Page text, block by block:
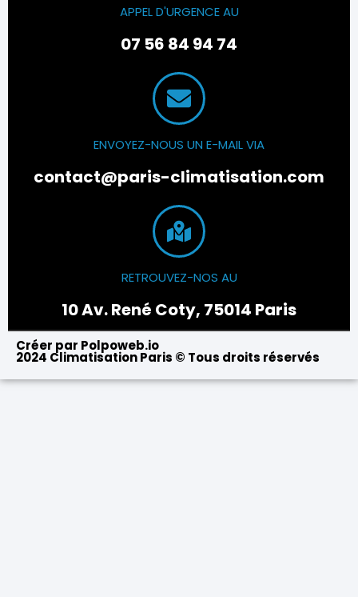
APPEL D'URGENCE AU
07 56 84 94 74
ENVOYEZ-NOUS UN E-MAIL VIA
contact@paris-climatisation.com
RETROUVEZ-NOS AU
10 Av. René Coty, 75014 Paris
Créer par Polpoweb.io
2024 Climatisation Paris © Tous droits réservés